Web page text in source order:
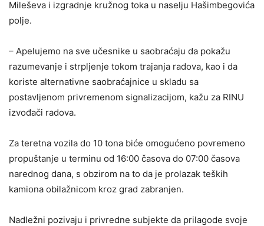
Mileševa i izgradnje kružnog toka u naselju Hašimbegovića
polje.
– Apelujemo na sve učesnike u saobraćaju da pokažu
razumevanje i strpljenje tokom trajanja radova, kao i da
koriste alternativne saobraćajnice u skladu sa
postavljenom privremenom signalizacijom, kažu za RINU
izvođači radova.
Za teretna vozila do 10 tona biće omogućeno povremeno
propuštanje u terminu od 16:00 časova do 07:00 časova
narednog dana, s obzirom na to da je prolazak teških
kamiona obilažnicom kroz grad zabranjen.
Nadležni pozivaju i privredne subjekte da prilagode svoje